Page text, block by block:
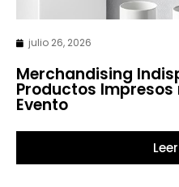
julio 26, 2026
Merchandising
Productos
Evento